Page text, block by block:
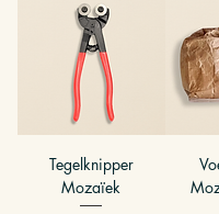
Tegelknipper
Mozaïek